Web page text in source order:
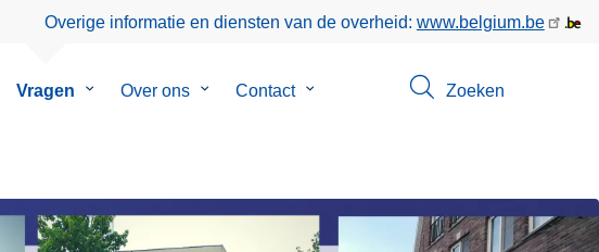
Overige informatie en diensten van de overheid: www.belgium.be
Vragen
SubmenuOver ons
Submenu
Contact
Submenu
Zoeken